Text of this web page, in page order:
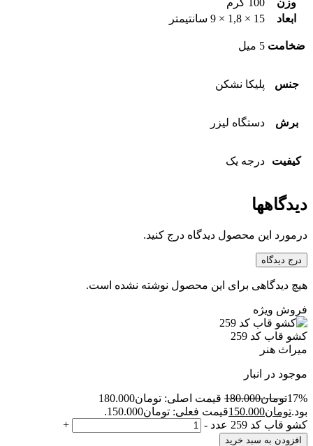
وزن
100 گرم
ابعاد
15 × 1,8 × 9 سانتیمتر
ضخامت 5 میل
جنس پلیکا نشکن
برش دستگاه لیزر
کیفیت درجه یک
دیدگاهها
درمورد این محصول دیدگاه درج کنید.
درج دیدگاه
هیچ دیدگاهی برای این محصول نوشته نشده است.
فروش ویژه
کشو قاب کد 259
میراث هنر
موجود در انبار
17%تومان180.000
قیمت اصلی: تومان180.000
بود.تومان150.000قیمت فعلی: تومان150.000.
کشو قاب کد 259 عدد
-
+
افزودن به سبد خرید